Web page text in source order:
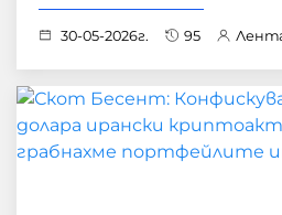
30-05-2026г. 95